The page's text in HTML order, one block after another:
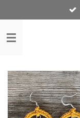
pääsisältöön